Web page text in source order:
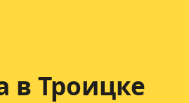
в Троицке